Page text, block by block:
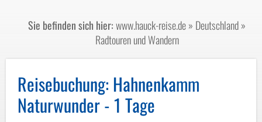
Sie befinden sich hier:www.hauck-reise.de» Deutschland»
Radtouren und Wandern
Reisebuchung: Hahnenkamm
Naturwunder - 1 Tage